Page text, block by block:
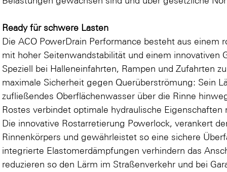
Ready für schwere Lasten
Die ACO PowerDrain Performance besteht aus einem
mit hoher Seitenwandstabilität und einem innovativen
Speziell bei Halleneinfahrten, Rampen und Zufahrten
maximale Sicherheit gegen Querüberströmung: Sein
zufließendes Oberflächenwasser über die Rinne
Rostes verbindet optimale hydraulische
Die innovative Rostarretierung Powerlock, verankert
Rinnenkörpers und gewährleistet so eine sichere
integrierte Elastomerdämpfungen verhindern das
reduzieren so den Lärm im Straßenverkehr und bei